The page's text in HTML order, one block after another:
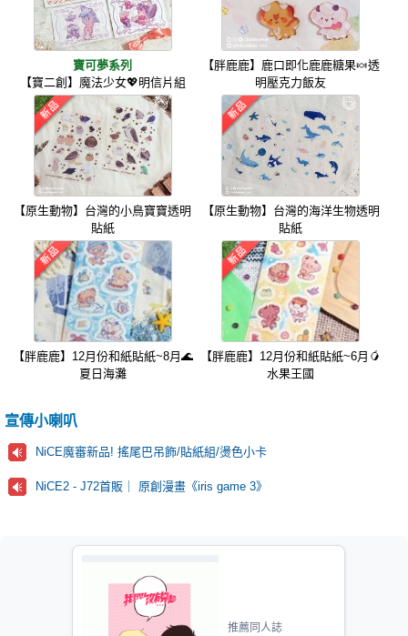
寶可夢系列
【寶二創】魔法少女💖明信片組
【胖鹿鹿】鹿口即化鹿鹿糖果🍬透
明壓克力飯友
【原生動物】台灣的小鳥寶寶透明
貼紙
【原生動物】台灣的海洋生物透明
貼紙
【胖鹿鹿】12月份和紙貼紙~8月🌊
夏日海灘
【胖鹿鹿】12月份和紙貼紙~6月🥭
水果王國
宣傳小喇叭
NiCE魔審新品! 搖尾巴吊飾/貼紙組/燙色小卡
NiCE2 - J72首販｜ 原創漫畫《iris game 3》
推薦同人誌